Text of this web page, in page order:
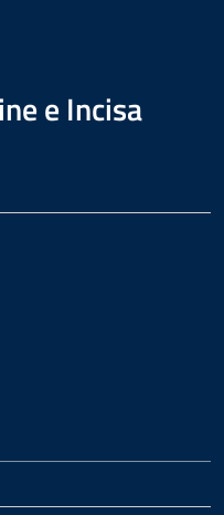
e Incisa